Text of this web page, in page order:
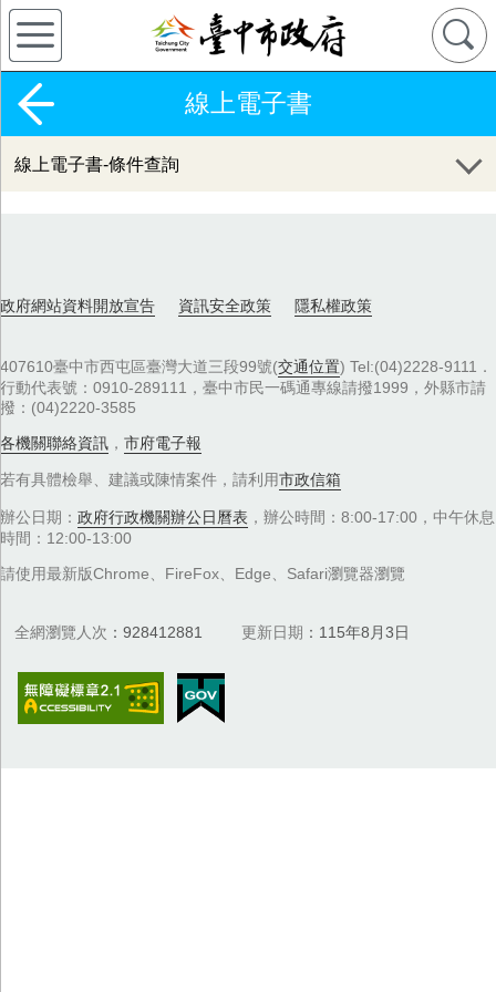
線上電子書
線上電子書-條件查詢
政府網站資料開放宣告 資訊安全政策 隱私權政策
407610臺中市西屯區臺灣大道三段99號(交通位置) Tel:(04)2228-9111．
行動代表號：0910-289111，臺中市民一碼通專線請撥1999，外縣市請
撥：(04)2220-3585
各機關聯絡資訊 ， 市府電子報
若有具體檢舉、建議或陳情案件，請利用市政信箱
辦公日期： 政府行政機關辦公日曆表 ，辦公時間：8:00-17:00，中午休息
時間：12:00-13:00
請使用最新版Chrome、FireFox、Edge、Safari瀏覽器瀏覽
全網瀏覽人次 928412881 更新日期 115年8月3日